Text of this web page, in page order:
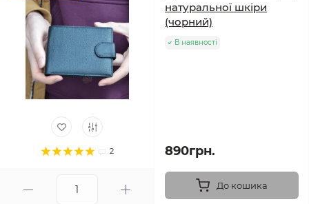
2
натуральної шкіри
(чорний)
В наявності
890грн.
До кошика